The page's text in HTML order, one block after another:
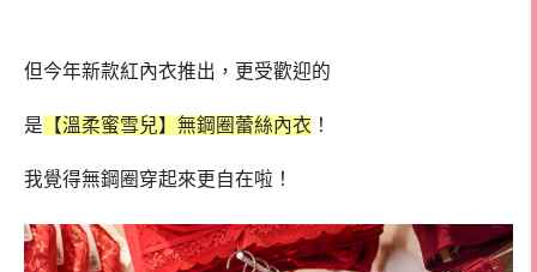
但今年新款紅內衣推出，更受歡迎的
是 【溫柔蜜雪兒】無鋼圈蕾絲內衣 ！
我覺得無鋼圈穿起來更自在啦！